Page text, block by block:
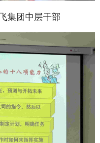
集团中层干部